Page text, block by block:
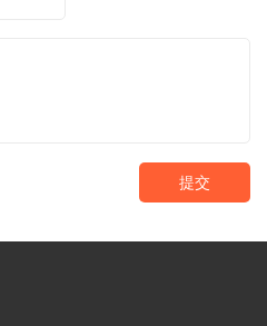
提交